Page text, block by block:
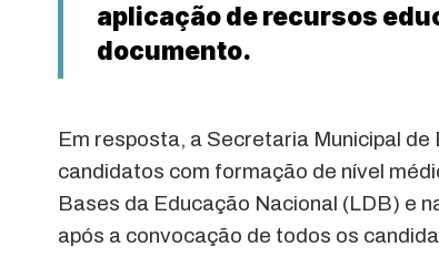
aplicação de recursos
documento.
Em resposta, a Secretaria Municipal
candidatos com formação de nível
Bases da Educação Nacional (LDB) e
após a convocação de todos os